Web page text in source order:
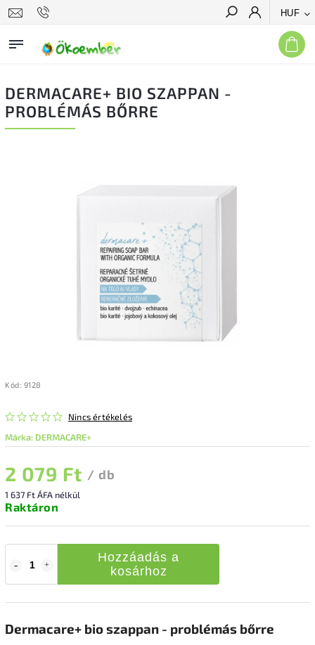
HUF
Keresés
DERMACARE+ BIO SZAPPAN -
PROBLÉMÁS BŐRRE
Kód: 9128
Nincs értékelés
Márka: DERMACARE+
2 079 Ft / db
1 637 Ft ÁFA nélkül
Raktáron
Hozzáadás a
kosárhoz
Dermacare+ bio szappan - problémás bőrre